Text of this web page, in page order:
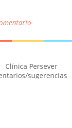
Clínica Persever
sugerencias